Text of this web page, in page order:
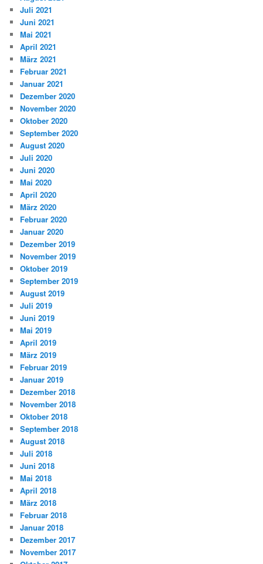
Juli 2021
Juni 2021
Mai 2021
April 2021
März 2021
Februar 2021
Januar 2021
Dezember 2020
November 2020
Oktober 2020
September 2020
August 2020
Juli 2020
Juni 2020
Mai 2020
April 2020
März 2020
Februar 2020
Januar 2020
Dezember 2019
November 2019
Oktober 2019
September 2019
August 2019
Juli 2019
Juni 2019
Mai 2019
April 2019
März 2019
Februar 2019
Januar 2019
Dezember 2018
November 2018
Oktober 2018
September 2018
August 2018
Juli 2018
Juni 2018
Mai 2018
April 2018
März 2018
Februar 2018
Januar 2018
Dezember 2017
November 2017